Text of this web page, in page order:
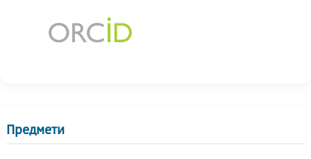
Предмети